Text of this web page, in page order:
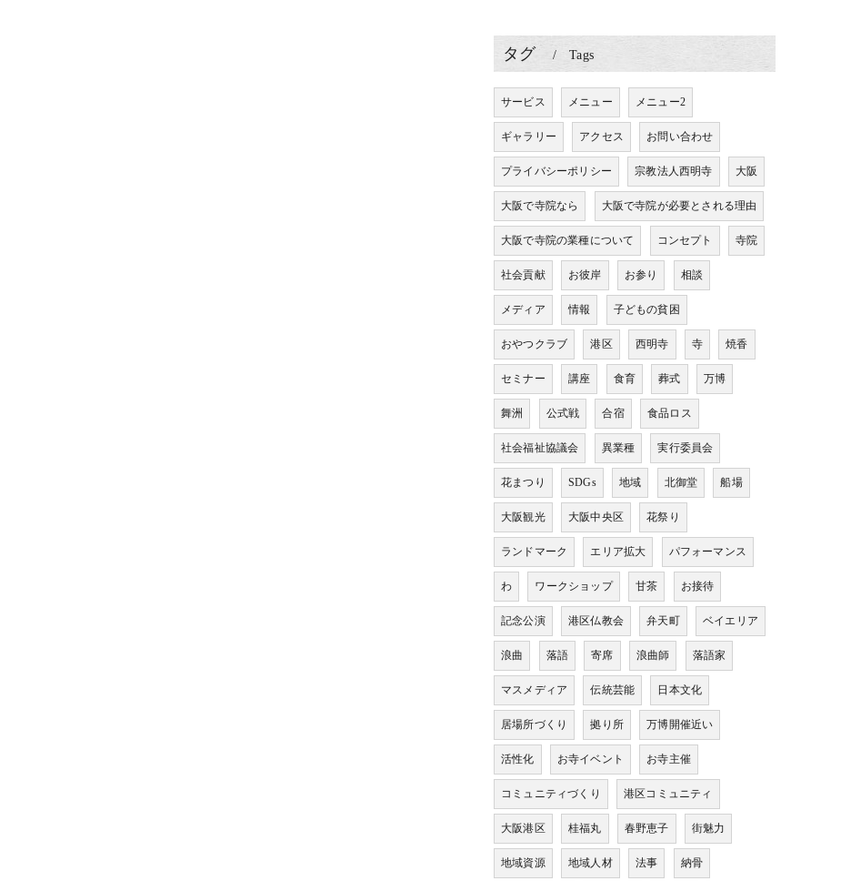
タグ Tags
サービス メニュー メニュー2
ギャラリー アクセス お問い合わせ
プライバシーポリシー 宗教法人西明寺 大阪
大阪で寺院なら 大阪で寺院が必要とされる理由
大阪で寺院の業種について コンセプト 寺院
社会貢献 お彼岸 お参り 相談
メディア 情報 子どもの貧困
おやつクラブ 港区 西明寺 寺 焼香
セミナー 講座 食育 葬式 万博
舞洲 公式戦 合宿 食品ロス
社会福祉協議会 異業種 実行委員会
花まつり SDGs 地域 北御堂 船場
大阪観光 大阪中央区 花祭り
ランドマーク エリア拡大 パフォーマンス
わ ワークショップ 甘茶 お接待
記念公演 港区仏教会 弁天町 ベイエリア
浪曲 落語 寄席 浪曲師 落語家
マスメディア 伝統芸能 日本文化
居場所づくり 拠り所 万博開催近い
活性化 お寺イベント お寺主催
コミュニティづくり 港区コミュニティ
大阪港区 桂福丸 春野恵子 街魅力
地域資源 地域人材 法事 納骨